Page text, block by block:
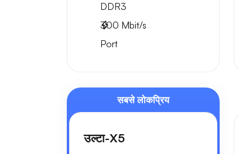
DDR3
300 Mbit/s
Port
सबसे लोकप्रिय
उल्टा-X5